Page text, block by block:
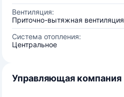
Вентиляция:
Приточно-вытяжная вентиляция
Система отопления:
Центральное
Управляющая компания